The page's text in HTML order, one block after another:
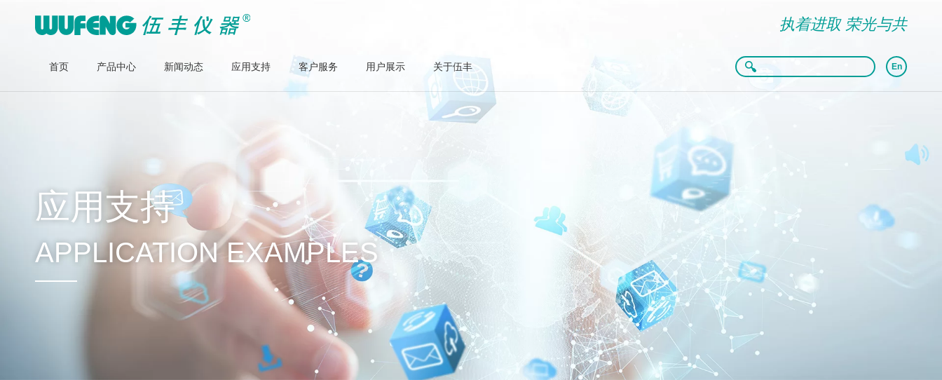
执着进取 荣光与共
首页 产品中心 新闻动态 应用支持 客户服务 用户展示 关于伍丰 En
应用支持
APPLICATION EXAMPLES